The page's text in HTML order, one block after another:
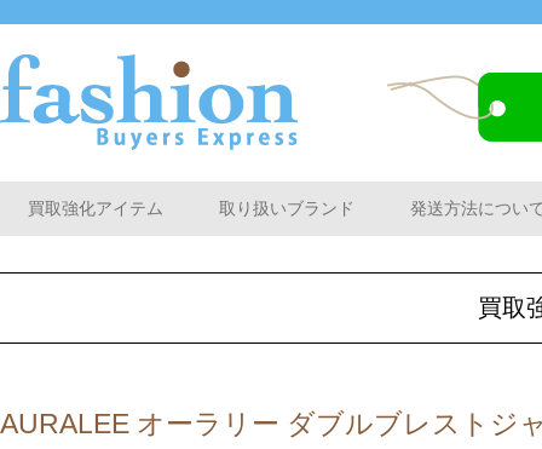
買取強化アイテム 取り扱いブランド 発送方法につい
買取
AURALEE オーラリー ダブルブレストジ